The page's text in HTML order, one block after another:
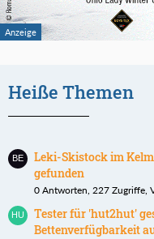
Heiße Themen
Leki-Skistock im
gefunden
0 Antworten, 227 Zugriffe,
Tester für 'hut2hut'
Bettenverfügbarkeit